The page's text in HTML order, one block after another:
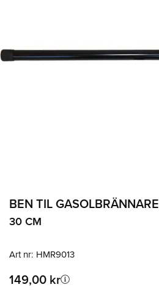
BEN TIL GASOLBRÄNNARE
30 CM
Art nr: HMR9013
149,00 kr